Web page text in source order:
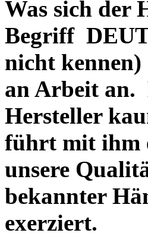
Was sich der
Begriff
nicht
an Arbeit an.
Hersteller
führt mit ihm
unsere
bekannter
exerziert.